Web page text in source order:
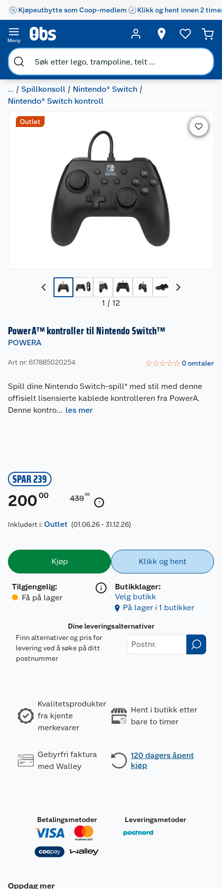
Kjøpeutbytte som Coop-medlem Klikk og hent innen 2
Meny
... Spillkonsoll
Nintendo® Switch
Nintendo® Switch kontroll
1 / 12
Outlet
PowerA™ kontroller til Nintendo Switch™
POWERA
Art nr: 617885020254 ☆☆☆☆☆ 0omtaler
Spill dine Nintendo Switch-spill* med stil med denne
offisielt lisensierte kablede kontrolleren fra PowerA.
Denne kontro... les mer
SPAR 239
200 00 43900
Inkludert i:Outlet (01.06.26 - 31.12.26)
Kjøp
Tilgjengelig:
Få på lager
Klikk og hent
Butikklager:
Velg butikk
På lager i 1 butikker
Dine leveringsalternativer
Finn alternativer og pris for
levering ved å søke på ditt
postnummer
Kvalitetsprodukter
fra kjente
merkevarer
Hent i butikk etter
bare to timer
Gebyrfri faktura
med Walley
120 dagers åpent
kjøp
Betalingsmetoder Leveringsmetoder
Oppdag mer